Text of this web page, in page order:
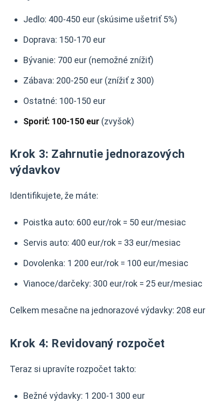
Jedlo: 400-450 eur (skúsime ušetriť 5%)
Doprava: 150-170 eur
Bývanie: 700 eur (nemožné znížiť)
Zábava: 200-250 eur (znížiť z 300)
Ostatné: 100-150 eur
Sporiť: 100-150 eur (zvyšok)
Krok 3: Zahrnutie jednorazových
výdavkov
Identifikujete, že máte:
Poistka auto: 600 eur/rok = 50 eur/mesiac
Servis auto: 400 eur/rok = 33 eur/mesiac
Dovolenka: 1 200 eur/rok = 100 eur/mesiac
Vianoce/darčeky: 300 eur/rok = 25 eur/mesiac
Celkem mesačne na jednorazové výdavky: 208 eur
Krok 4: Revidovaný rozpočet
Teraz si upravíte rozpočet takto:
Bežné výdavky: 1 200-1 300 eur